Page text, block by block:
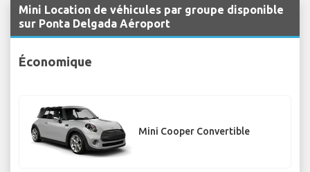
Mini Location de véhicules par groupe disponible
sur Ponta Delgada Aéroport
Économique
Mini Cooper Convertible